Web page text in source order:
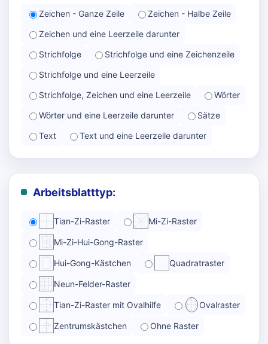
Zeichen - Ganze Zeile
Zeichen - Halbe Zeile
Zeichen und eine Leerzeile darunter
Strichfolge
Strichfolge und eine Zeichenzeile
Strichfolge und eine Leerzeile
Strichfolge, Zeichen und eine Leerzeile
Wörter
Wörter und eine Leerzeile darunter
Sätze
Text
Text und eine Leerzeile darunter
Arbeitsblatttyp:
Tian-Zi-Raster Mi-Zi-Raster
Mi-Zi-Hui-Gong-Raster
Hui-Gong-Kästchen Quadratraster
Neun-Felder-Raster
Tian-Zi-Raster mit Ovalhilfe Ovalraster
Zentrumskästchen Ohne Raster